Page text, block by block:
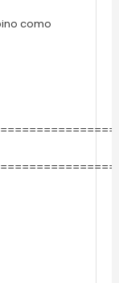
como